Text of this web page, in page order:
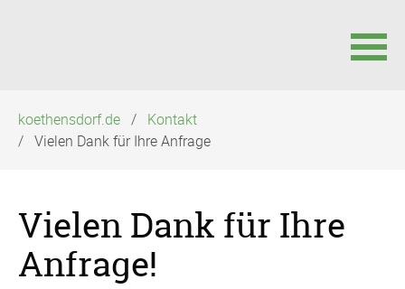
überspringen
koethensdorf.de
Kontakt
Vielen Dank für Ihre Anfrage
Vielen Dank für Ihre
Anfrage!